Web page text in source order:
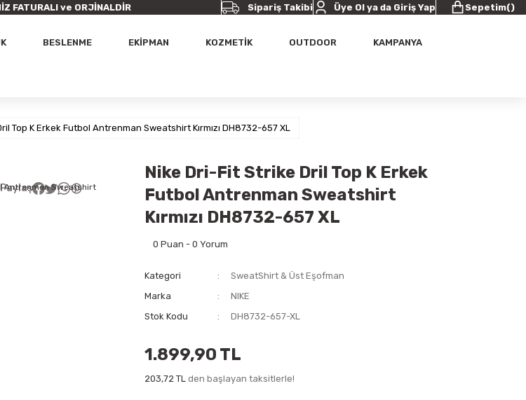
ve ORJİNALDİR Sipariş Takibi Üye Ol ya da Giriş Yap Sepetim()
BESLENME EKİPMAN KOZMETİK OUTDOOR KAMPANYA
Top K Erkek Futbol Antrenman Sweatshirt Kırmızı DH8732-657 XL
Nike Dri-Fit Strike Dril Top K Erkek
Futbol Antrenman Sweatshirt
Kırmızı DH8732-657 XL
0 Puan - 0 Yorum
Kategori
SweatShirt & Üst Eşofman
Marka
NIKE
Stok Kodu
DH8732-657-XL
1.899,90 TL
203,72 TL den başlayan taksitlerle!